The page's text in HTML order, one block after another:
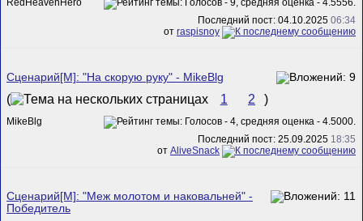
RedHeavenHero
Последний пост: 04.10.2025 06:34
от raspisnoy
Сценарий[M]: "На скорую руку" - MikeBlg
( 1 2 )
MikeBlg
Последний пост: 25.09.2025 18:35
от AliveSnack
Сценарий[M]: "Меж молотом и наковальней" -
Победитель